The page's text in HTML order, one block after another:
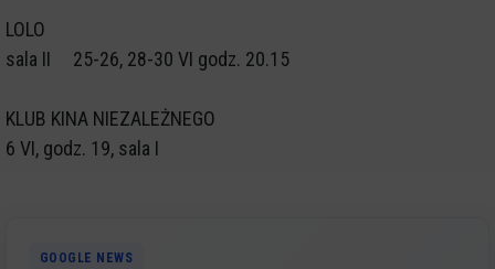
LOLO
sala II 25-26, 28-30 VI godz. 20.15
KLUB KINA NIEZALEŻNEGO
6 VI, godz. 19, sala I
GOOGLE NEWS